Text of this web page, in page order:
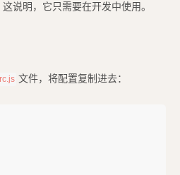
说明，它只需要在开发中使用。
文件，将配置复制进去：